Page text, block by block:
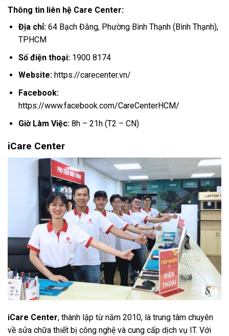
Thông tin liên hệ Care Center:
Địa chỉ:64 Bạch Đằng, Phường Bình Thạnh (Bình Thạnh),
TPHCM
Số điện thoại:1900 8174
Website:https://carecenter.vn/
Facebook:
https://www.facebook.com/CareCenterHCM/
Giờ Làm Việc:8h – 21h (T2 – CN)
iCare Center
iCare Center, thành lập từ năm 2010, là trung tâm chuyên
về sửa chữa thiết bị công nghệ và cung cấp dịch vụ IT. Với